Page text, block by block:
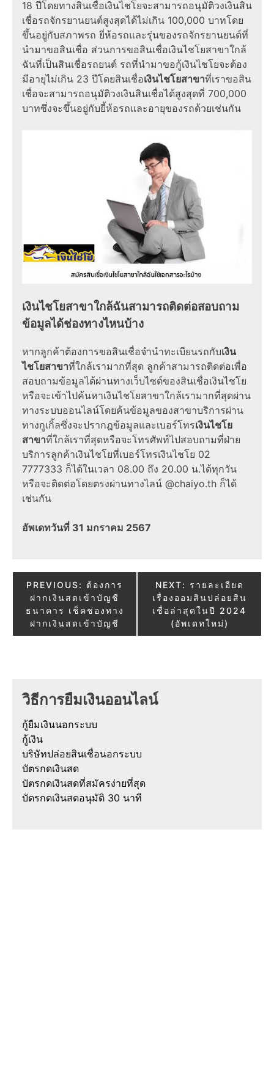
18 ปีโดยทางสินเชื่อเงินไชโยจะสามารถอนุมัติวงเงินสิน
เชื่อรถจักรยานยนต์สูงสุดได้ไม่เกิน 100,000 บาทโดย
ขึ้นอยู่กับสภาพรถ ยี่ห้อรถและรุ่นของรถจักรยานยนต์ที่
นำมาขอสินเชื่อ ส่วนการขอสินเชื่อเงินไชโยสาขาใกล้
ฉันที่เป็นสินเชื่อรถยนต์ รถที่นำมาขอกู้เงินไชโยจะต้อง
มีอายุไม่เกิน 23 ปีโดยสินเชื่อเงินไชโยสาขาที่เราขอสิน
เชื่อจะสามารถอนุมัติวงเงินสินเชื่อได้สูงสุดที่ 700,000
บาทซึ่งจะขึ้นอยู่กับยี้ห้อรถและอายุของรถด้วยเช่นกัน
เงินไชโยสาขาใกล้ฉันสามารถติดต่อสอบถาม
ข้อมูลได้ช่องทางไหนบ้าง
หากลูกค้าต้องการขอสินเชื่อจำนำทะเบียนรถกับเงิน
ไชโยสาขาที่ใกล้เรามากที่สุด ลูกค้าสามารถติดต่อเพื่อ
สอบถามข้อมูลได้ผ่านทางเว็บไซต์ของสินเชื่อเงินไชโย
หรือจะเข้าไปค้นหาเงินไชโยสาขาใกล้เรามากที่สุดผ่าน
ทางระบบออนไลน์โดยค้นข้อมูลของสาขาบริการผ่าน
ทางกูเกิ้ลซึ่งจะปรากฎข้อมูลและเบอร์โทรเงินไชโย
สาขาที่ใกล้เราที่สุดหรือจะโทรศัพท์ไปสอบถามที่ฝ่าย
บริการลูกค้าเงินไชโยที่เบอร์โทรเงินไชโย 02
7777333 ก็ได้ในเวลา 08.00 ถึง 20.00 น.ได้ทุกวัน
หรือจะติดต่อโดยตรงผ่านทางไลน์ @chaiyo.th ก็ได้
เช่นกัน
อัพเดทวันที่ 31 มกราคม 2567
Post
navigation
PREVIOUS: ต้องการ
ฝากเงินสดเข้าบัญชี
ธนาคาร เช็คช่องทาง
ฝากเงินสดเข้าบัญชี
NEXT: รายละเอียด
เรื่องออมสินปล่อยสิน
เชื่อล่าสุดในปี 2024
(อัพเดทใหม่)
วิธีการยืมเงินออนไลน์
กู้ยืมเงินนอกระบบ
กู้เงิน
บริษัทปล่อยสินเชื่อนอกระบบ
บัตรกดเงินสด
บัตรกดเงินสดที่สมัครง่ายที่สุด
บัตรกดเงินสดอนุมัติ 30 นาที